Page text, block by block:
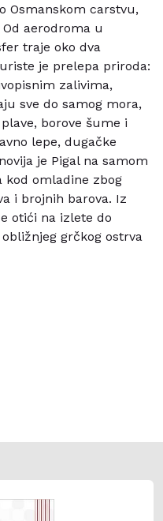
Osmanskom carstvu,
aerodroma u
traje oko dva
je prelepa priroda:
zalivima,
sve do samog mora,
borove šume i
lepe, dugačke
je Pigal na samom
omladine zbog
i brojnih barova. Iz
otići na izlete do
grčkog ostrva